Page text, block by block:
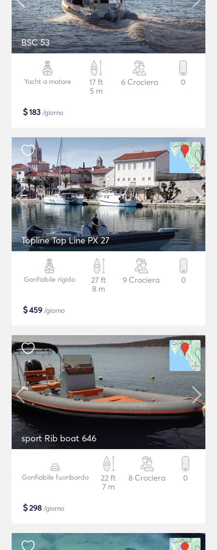
BSC 53
Yacht a motore
17 ft
5 m
6 Crociera 0
$183 /giorno
Topline Top Line PX 27
Gonfiabile rigido
27 ft
8 m
9 Crociera 0
$459 /giorno
sport Rib boat 646
Gonfiabile fuoribordo
22 ft
7 m
8 Crociera 0
$298 /giorno